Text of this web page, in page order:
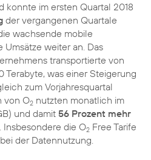
konnte im ersten Quartal 2018
der vergangenen Quartale
wachsende mobile
weiter an. Das
transportierte von
Terabyte, was einer Steigerung
zum Vorjahresquartal
von O2 nutzten monatlich im
und damit 56 Prozent mehr
Insbesondere die O2 Free Tarife
der Datennutzung.